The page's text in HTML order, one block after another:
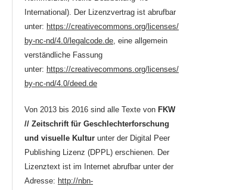
International). Der Lizenzvertrag ist abrufbar
unter: https://creativecommons.org/licenses/
by-nc-nd/4.0/legalcode.de, eine allgemein
verständliche Fassung
unter: https://creativecommons.org/licenses/
by-nc-nd/4.0/deed.de
Von 2013 bis 2016 sind alle Texte von FKW
// Zeitschrift für Geschlechterforschung
und visuelle Kultur unter der Digital Peer
Publishing Lizenz (DPPL) erschienen. Der
Lizenztext ist im Internet abrufbar unter der
Adresse: http://nbn-